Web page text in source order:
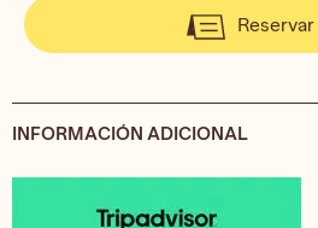
INFORMACIÓN ADICIONAL